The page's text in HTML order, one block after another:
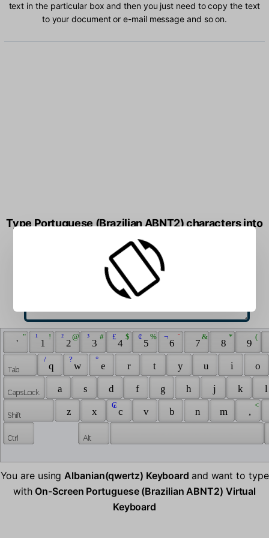
text in the particular box and then you just need to copy the text
to your document or e-mail message and so on.
Type Portuguese (Brazilian ABNT2) characters into
the box:
'
"
1
!
¹
2
@
²
3
#
³
4
$
£
5
%
¢
6
¨
¬
7
&
8
*
9
(
q
/
w
?
e
°
r t y u i
o
a
s d f g h j k
z
x c
₢
v b n m ,
<
You are using Albanian(qwertz) Keyboard and want to type
with On-Screen Portuguese (Brazilian ABNT2) Virtual
Keyboard